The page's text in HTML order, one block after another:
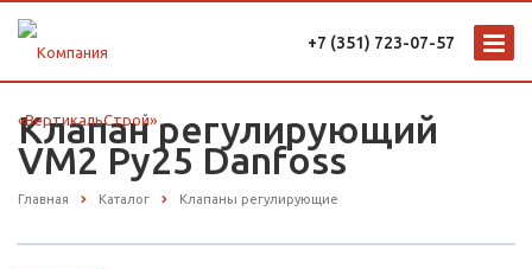
+7 (351) 723-07-57
Клапан регулирующий
VM2 Ру25 Danfoss
Главная Каталог Клапаны регулирующие